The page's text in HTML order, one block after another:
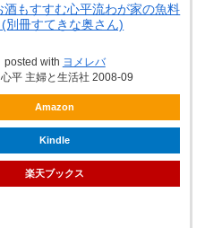
酒もすすむ心平流わが家の魚料
別冊すてきな奥さん)
posted with ヨメレバ
平 主婦と生活社 2008-09
Amazon
Kindle
楽天ブックス